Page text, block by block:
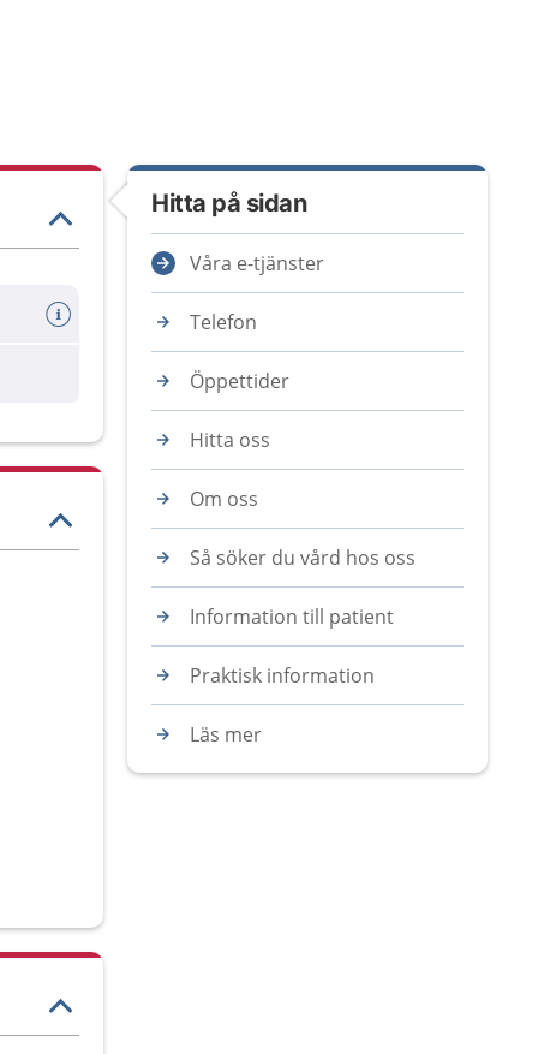
Hitta på sidan
Våra e-tjänster
Telefon
Öppettider
Hitta oss
Om oss
Så söker du vård hos oss
Information till patient
Praktisk information
Läs mer